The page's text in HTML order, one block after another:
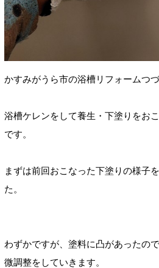
かすみがうら市の浴槽リフォームつづ
浴槽ケレンをして養生・ 下塗りをお
です。
まずは前回おこなった下塗りの様子
た。
わずかですが、塗料に凸があったの
微調整をしていきます。